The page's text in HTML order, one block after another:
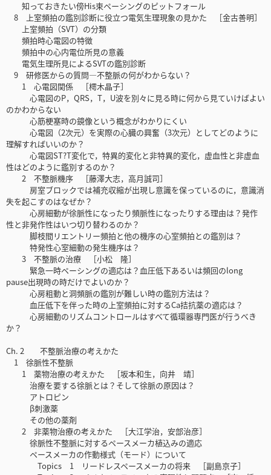
知っておきたい傍His束ペーシングのピットフォール
8 上室頻拍の鑑別診断に役立つ電気生理現象の見かた ［金古善明］
上室頻拍（SVT）の分類
頻拍時心電図の特徴
頻拍中の心内電位所見の意義
電気生理所見によるSVTの鑑別診断
9 研修医からの質問―不整脈の何がわからない？
1 心電図関係 ［樗木晶子］
心電図のP，QRS，T，U波を別々に見る時に何から見ていけばよい
のかわからない
心筋梗塞時の鏡像という概念がわかりにくい
心電図（2次元）を実際の心臓の興奮（3次元）としてどのように
理解すればいいのか？
心電図ST?T変化で，特異的変化と非特異的変化，虚血性と非虚血
性はどのように鑑別するのか？
2 不整脈機序 ［藤澤大志，高月誠司］
房室ブロックでは補充収縮が出現し意識を保っているのに，意識消
失を起こすのはなぜか？
心房細動が徐脈性になったり頻脈性になったりする理由は？発作
性と非発作性はいつ切り替わるのか？
脚枝間リエントリー頻拍と他の機序の心室頻拍との鑑別は？
特発性心室細動の発生機序は？
3 不整脈の治療 ［小松 隆］
緊急一時ペーシングの適応は？血圧低下あるいは頻回のlong
pause出現時の時だけでよいのか？
心房粗動と洞頻脈の鑑別が難しい時の鑑別方法は？
血圧低下を伴った時の上室頻拍に対するCa拮抗薬の適応は？
心房細動のリズムコントロールはすべて循環器専門医が行うべき
か？
Ch. 2 不整脈治療の考えかた
1 徐脈性不整脈
1 薬物治療の考えかた ［坂本和生，向井 靖］
治療を要する徐脈とは？そして徐脈の原因は？
アトロピン
β刺激薬
その他の薬剤
2 非薬物治療の考えかた ［大江学治，安部治彦］
徐脈性不整脈に対するペースメーカ植込みの適応
ペースメーカの作動様式（モード）について
Topics 1 リードレスペースメーカの将来 ［副島京子］